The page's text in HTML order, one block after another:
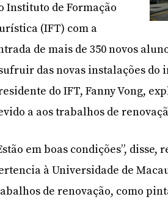
Instituto de Formação
(IFT) com a
de mais de 350 novos
das novas instalações do
do IFT, Fanny Vong,
a aos trabalhos de
em boas condições”,
à Universidade de
de renovação, como